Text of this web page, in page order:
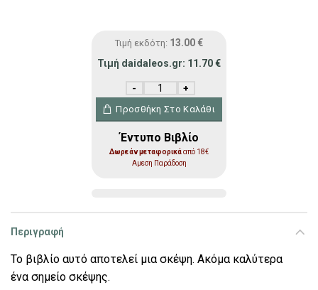
Τιμή εκδότη: 13.00 €
Τιμή daidaleos.gr: 11.70€
Σημείο Μνήμης ποσότητα
Προσθήκη Στο Καλάθι
Έντυπο Βιβλίο
Δωρεάν μεταφορικάαπό 18€
Αμεση Παράδοση
Περιγραφή
Το βιβλίο αυτό αποτελεί µια σκέψη. Ακόµα καλύτερα
ένα σηµείο σκέψης.